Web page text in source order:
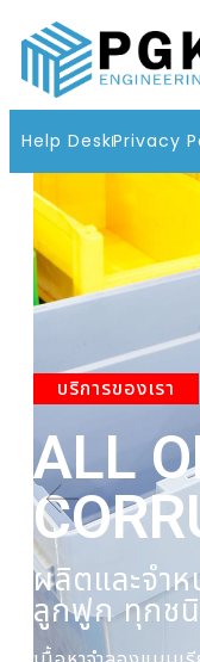
Help DeskPrivacy
Home
21 มิถุนายน 2022
บริการของเรา
ALL
ผลิตและจำ
ลูกฟูก ทุกช